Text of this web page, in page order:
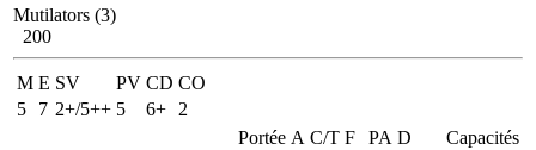
Mutilators (3)
200
M E SV PV CD CO
5
7 2+/5++ 5 6+
2
Portée A C/T F PA D
Capacités